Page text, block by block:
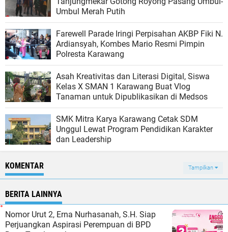
Umbul Merah Putih
Farewell Parade Iringi Perpisahan AKBP Fiki N.
Ardiansyah, Kombes Mario Resmi Pimpin
Polresta Karawang
Asah Kreativitas dan Literasi Digital, Siswa
Kelas X SMAN 1 Karawang Buat Vlog
Tanaman untuk Dipublikasikan di Medsos
SMK Mitra Karya Karawang Cetak SDM
Unggul Lewat Program Pendidikan Karakter
dan Leadership
KOMENTAR Tampilkan
BERITA LAINNYA
Nomor Urut 2, Erna Nurhasanah, S.H. Siap
Perjuangkan Aspirasi Perempuan di BPD